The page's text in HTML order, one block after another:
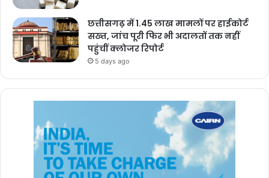
एसोसिएशन ने आरोप लगाया है कि संजीव तिवारी के
छत्तीसगढ़ में 1.45 लाख मामलों पर हाईकोर्ट
सख्त, जांच पूरी फिर भी अदालतों तक नहीं
पहुंचीं क्लोजर रिपोर्ट
5 days ago